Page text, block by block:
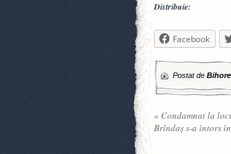
Distribuie:
Facebook
Postat de
« Condamnat la
Brîndaş s-a întors